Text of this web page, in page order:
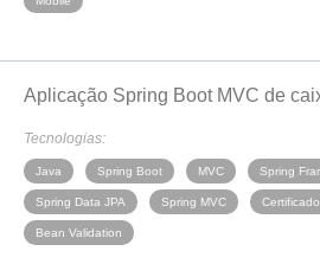
Aplicação Spring Boot MVC de
Tecnologias:
Java Spring Boot MVC Spring
Spring Data JPA Spring MVC
Bean Validation